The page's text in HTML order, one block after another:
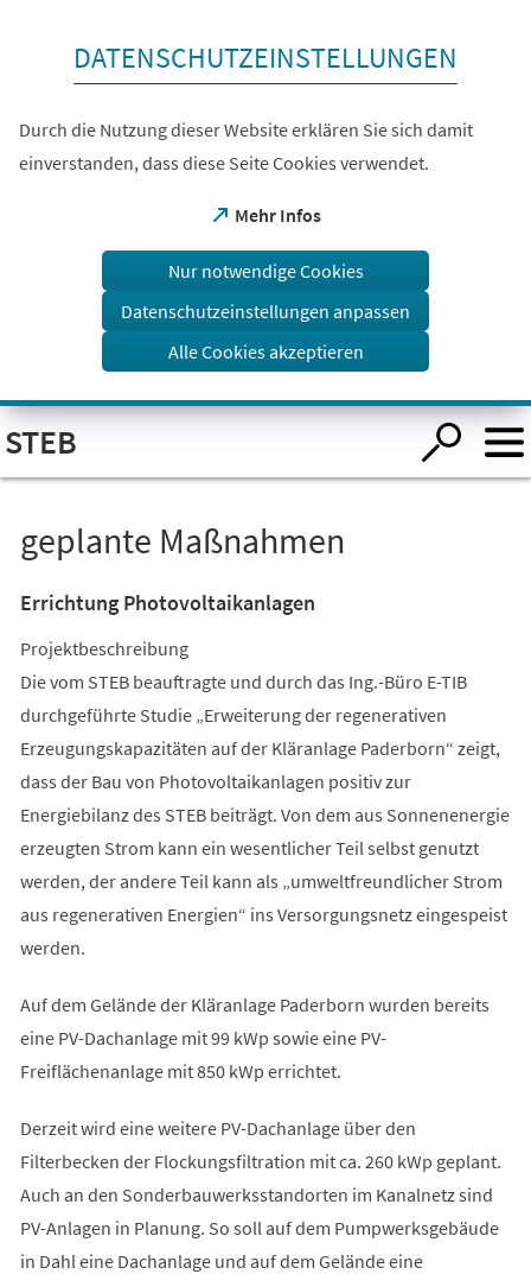
Visuelle
Assistenzsoftware
öffnen.
DATENSCHUTZEINSTELLUNGEN
Durch die Nutzung dieser Website erklären Sie sich damit
einverstanden, dass diese Seite Cookies verwendet.
Mehr Infos
(Öffnet
einem
Tab)
Nur notwendige Cookies
Datenschutzeinstellungen anpassen
Alle Cookies akzeptieren
STEB
geplante Maßnahmen
Errichtung Photovoltaikanlagen
Projektbeschreibung
Die vom STEB beauftragte und durch das Ing.-Büro E-TIB
durchgeführte Studie „Erweiterung der regenerativen
Erzeugungskapazitäten auf der Kläranlage Paderborn“ zeigt,
dass der Bau von Photovoltaikanlagen positiv zur
Energiebilanz des STEB beiträgt. Von dem aus Sonnenenergie
erzeugten Strom kann ein wesentlicher Teil selbst genutzt
werden, der andere Teil kann als „umweltfreundlicher Strom
aus regenerativen Energien“ ins Versorgungsnetz eingespeist
werden.
Auf dem Gelände der Kläranlage Paderborn wurden bereits
eine PV-Dachanlage mit 99 kWp sowie eine PV-
Freiflächenanlage mit 850 kWp errichtet.
Derzeit wird eine weitere PV-Dachanlage über den
Filterbecken der Flockungsfiltration mit ca. 260 kWp geplant.
Auch an den Sonderbauwerksstandorten im Kanalnetz sind
PV-Anlagen in Planung. So soll auf dem Pumpwerksgebäude
in Dahl eine Dachanlage und auf dem Gelände eine